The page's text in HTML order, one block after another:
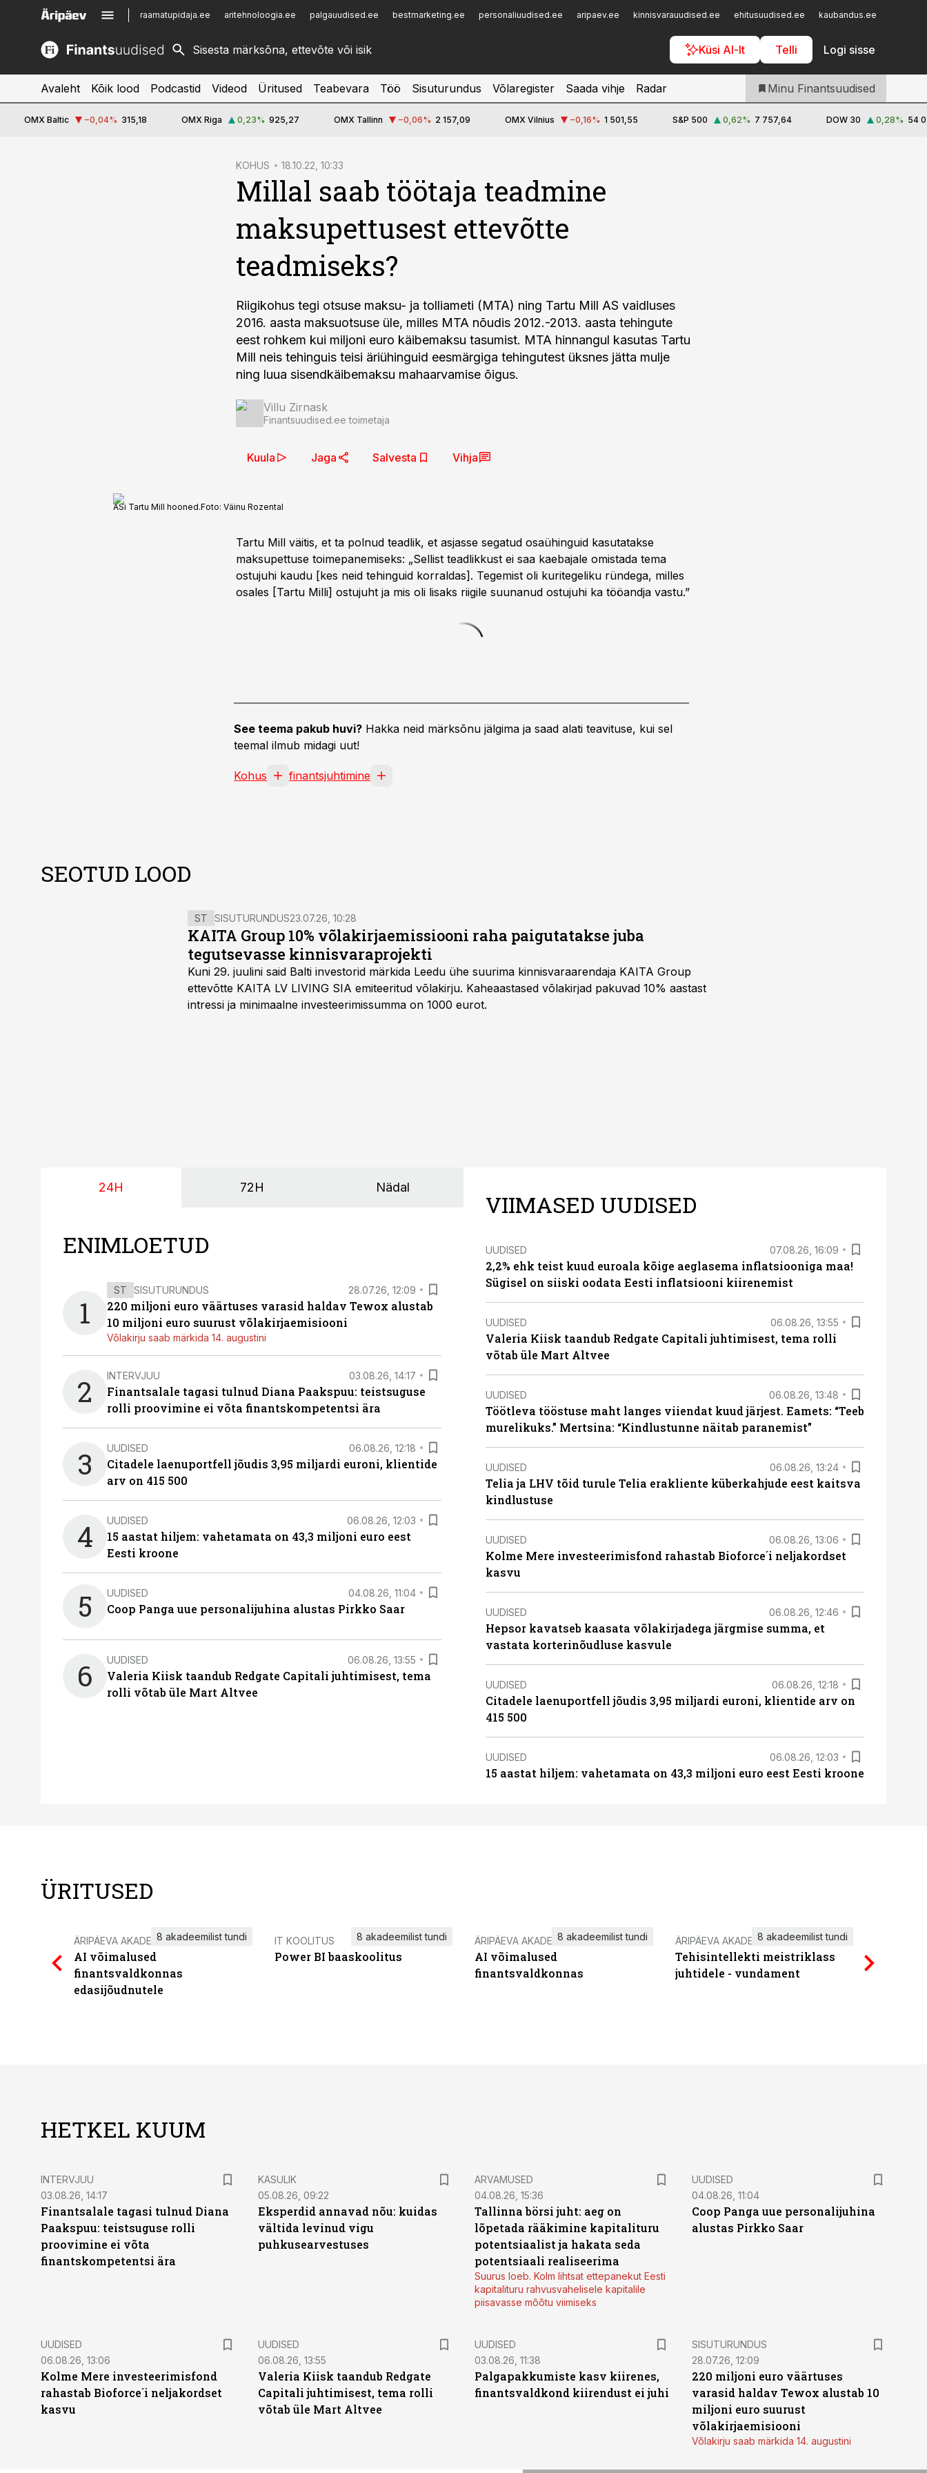
raamatupidaja.ee aritehnoloogia.ee palgauudised.ee bestmarketing.ee personaliuudised.ee aripaev.ee kinnisvarauudised.ee ehitusuudised.ee kaubandus.ee
Küsi AI-lt Telli Logi sisse
kinnisvarauudised.ee
logistikauudised.ee
imelineajalugu.ee
Infopank
Iseteenindus
Telli Finantsuudised
Avaleht Kõik lood Podcastid Videod Üritused Teabevara Töö Sisuturundus Võlaregister Saada vihje Radar Minu Finantsuudised
OMX Baltic −0,04% 315,18 OMX Riga 0,23% 925,27 OMX Tallinn −0,06% 2 157,09 OMX Vilnius −0,16% 1 501,55 S&P 500 0,62% 7 757,64 DOW 30 0,28% 54
KOHUS 18.10.22, 10:33
Millal saab töötaja teadmine
maksupettusest ettevõtte
teadmiseks?
Riigikohus tegi otsuse maksu- ja tolliameti (MTA) ning Tartu Mill AS vaidluses
2016. aasta maksuotsuse üle, milles MTA nõudis 2012.-2013. aasta tehingute
eest rohkem kui miljoni euro käibemaksu tasumist. MTA hinnangul kasutas Tartu
Mill neis tehinguis teisi äriühinguid eesmärgiga tehingutest üksnes jätta mulje
ning luua sisendkäibemaksu mahaarvamise õigus.
Villu Zirnask
Finantsuudised.ee toimetaja
Kuula Jaga Salvesta Vihja
ASi Tartu Mill hooned.Foto: Väinu Rozental
Tartu Mill väitis, et ta polnud teadlik, et asjasse segatud osaühinguid kasutatakse
maksupettuse toimepanemiseks: „Sellist teadlikkust ei saa kaebajale omistada tema
ostujuhi kaudu [kes neid tehinguid korraldas]. Tegemist oli kuritegeliku ründega, milles
osales [Tartu Milli] ostujuht ja mis oli lisaks riigile suunanud ostujuhi ka tööandja vastu.”
See teema pakub huvi? Hakka neid märksõnu jälgima ja saad alati teavituse, kui sel
teemal ilmub midagi uut!
Kohus finantsjuhtimine
SEOTUD LOOD
ST SISUTURUNDUS23.07.26, 10:28
KAITA Group 10% võlakirjaemissiooni raha paigutatakse juba
tegutsevasse kinnisvaraprojekti
Kuni 29. juulini said Balti investorid märkida Leedu ühe suurima kinnisvaraarendaja KAITA Group
ettevõtte KAITA LV LIVING SIA emiteeritud võlakirju. Kaheaastased võlakirjad pakuvad 10% aastast
intressi ja minimaalne investeerimissumma on 1000 eurot.
24H 72H Nädal
ENIMLOETUD
1
ST SISUTURUNDUS 28.07.26, 12:09
220 miljoni euro väärtuses varasid haldav Tewox alustab
10 miljoni euro suurust võlakirjaemisiooni
Võlakirju saab märkida 14. augustini
2 INTERVJUU 03.08.26, 14:17
Finantsalale tagasi tulnud Diana Paakspuu: teistsuguse
rolli proovimine ei võta finantskompetentsi ära
3 UUDISED 06.08.26, 12:18
Citadele laenuportfell jõudis 3,95 miljardi euroni, klientide
arv on 415 500
4 UUDISED 06.08.26, 12:03
15 aastat hiljem: vahetamata on 43,3 miljoni euro eest
Eesti kroone
5 UUDISED 04.08.26, 11:04
Coop Panga uue personalijuhina alustas Pirkko Saar
6 UUDISED 06.08.26, 13:55
Valeria Kiisk taandub Redgate Capitali juhtimisest, tema
rolli võtab üle Mart Altvee
VIIMASED UUDISED
UUDISED 07.08.26, 16:09
2,2% ehk teist kuud euroala kõige aeglasema inflatsiooniga maa!
Sügisel on siiski oodata Eesti inflatsiooni kiirenemist
UUDISED 06.08.26, 13:55
Valeria Kiisk taandub Redgate Capitali juhtimisest, tema rolli
võtab üle Mart Altvee
UUDISED 06.08.26, 13:48
Töötleva tööstuse maht langes viiendat kuud järjest. Eamets: “Teeb
murelikuks.” Mertsina: “Kindlustunne näitab paranemist”
UUDISED 06.08.26, 13:24
Telia ja LHV tõid turule Telia erakliente küberkahjude eest kaitsva
kindlustuse
UUDISED 06.08.26, 13:06
Kolme Mere investeerimisfond rahastab Bioforce´i neljakordset
kasvu
UUDISED 06.08.26, 12:46
Hepsor kavatseb kaasata võlakirjadega järgmise summa, et
vastata korterinõudluse kasvule
UUDISED 06.08.26, 12:18
Citadele laenuportfell jõudis 3,95 miljardi euroni, klientide arv on
415 500
UUDISED 06.08.26, 12:03
15 aastat hiljem: vahetamata on 43,3 miljoni euro eest Eesti kroone
ÜRITUSED
ÄRIPÄEVA AKADEEMIA
AI võimalused
finantsvaldkonnas
edasijõudnutele
8 akadeemilist tundi IT KOOLITUS
Power BI baaskoolitus
8 akadeemilist tundi ÄRIPÄEVA AKADEEMIA
AI võimalused
finantsvaldkonnas
8 akadeemilist tundi ÄRIPÄEVA AKADEEMIA
Tehisintellekti meistriklass
juhtidele - vundament
8 akadeemilist tundi
HETKEL KUUM
INTERVJUU
03.08.26, 14:17
Finantsalale tagasi tulnud Diana
Paakspuu: teistsuguse rolli
proovimine ei võta
finantskompetentsi ära
KASULIK
05.08.26, 09:22
Eksperdid annavad nõu: kuidas
vältida levinud vigu
puhkusearvestuses
ARVAMUSED
04.08.26, 15:36
Tallinna börsi juht: aeg on
lõpetada rääkimine kapitalituru
potentsiaalist ja hakata seda
potentsiaali realiseerima
Suurus loeb. Kolm lihtsat ettepanekut Eesti
kapitalituru rahvusvahelisele kapitalile
piisavasse mõõtu viimiseks
UUDISED
04.08.26, 11:04
Coop Panga uue personalijuhina
alustas Pirkko Saar
UUDISED
06.08.26, 13:06
Kolme Mere investeerimisfond
rahastab Bioforce´i neljakordset
kasvu
UUDISED
06.08.26, 13:55
Valeria Kiisk taandub Redgate
Capitali juhtimisest, tema rolli
võtab üle Mart Altvee
UUDISED
03.08.26, 11:38
Palgapakkumiste kasv kiirenes,
finantsvaldkond kiirendust ei juhi
ST
SISUTURUNDUS
28.07.26, 12:09
220 miljoni euro väärtuses
varasid haldav Tewox alustab 10
miljoni euro suurust
võlakirjaemisiooni
Võlakirju saab märkida 14. augustini